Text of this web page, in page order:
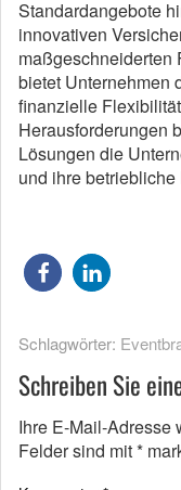
Standardangebote
innovativen
maßgeschneiderten
bietet Unternehmen
finanzielle
Herausforderungen
Lösungen die
und ihre
Schlagwörter:
Schreiben Sie
Ihre E-Mail-Adresse
Felder sind mit*